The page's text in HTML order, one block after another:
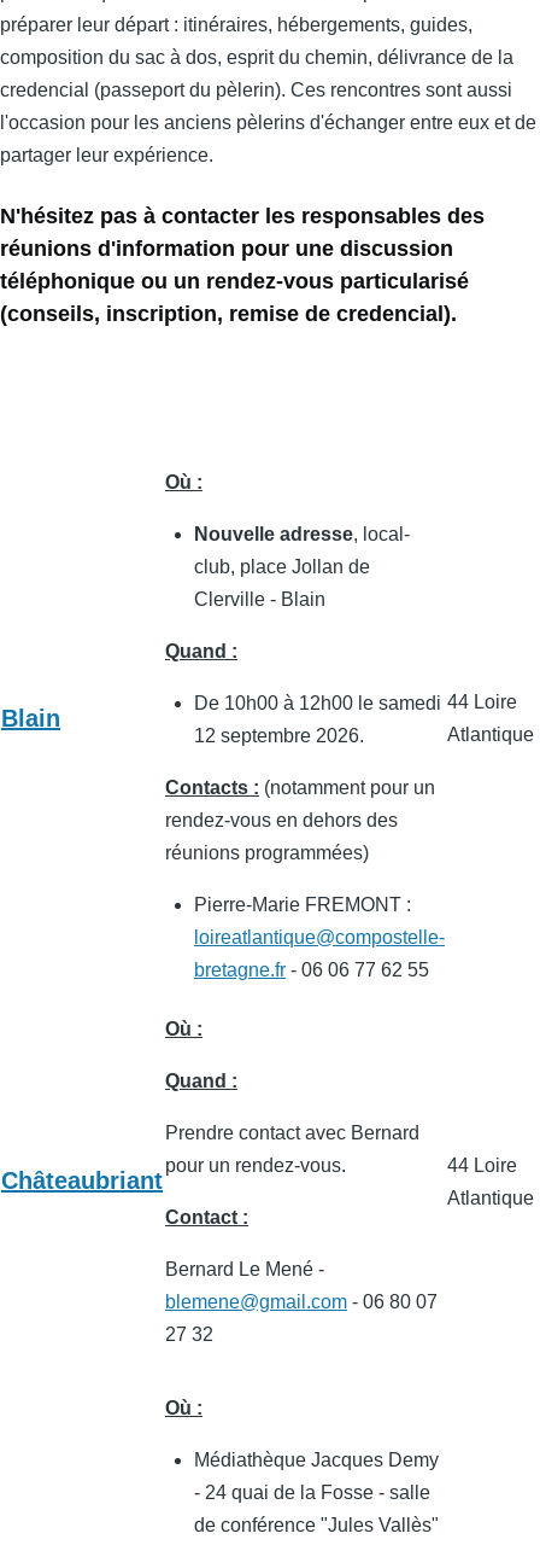
préparer leur départ : itinéraires, hébergements, guides,
composition du sac à dos, esprit du chemin, délivrance de la
credencial (passeport du pèlerin). Ces rencontres sont aussi
l'occasion pour les anciens pèlerins d'échanger entre eux et de
partager leur expérience.
N'hésitez pas à contacter les responsables des
réunions d'information pour une discussion
téléphonique ou un rendez-vous particularisé
(conseils, inscription, remise de credencial).
Blain
Où :
Nouvelle adresse, local-
club, place Jollan de
Clerville - Blain
Quand :
De 10h00 à 12h00 le samedi
12 septembre 2026.
Contacts : (notamment pour un
rendez-vous en dehors des
réunions programmées)
Pierre-Marie FREMONT :
loireatlantique@compostelle-
bretagne.fr - 06 06 77 62 55
44 Loire
Atlantique
Châteaubriant
Où :
Quand :
Prendre contact avec Bernard
pour un rendez-vous.
Contact :
Bernard Le Mené -
blemene@gmail.com - 06 80 07
27 32
44 Loire
Atlantique
Où :
Médiathèque Jacques Demy
- 24 quai de la Fosse - salle
de conférence "Jules Vallès"